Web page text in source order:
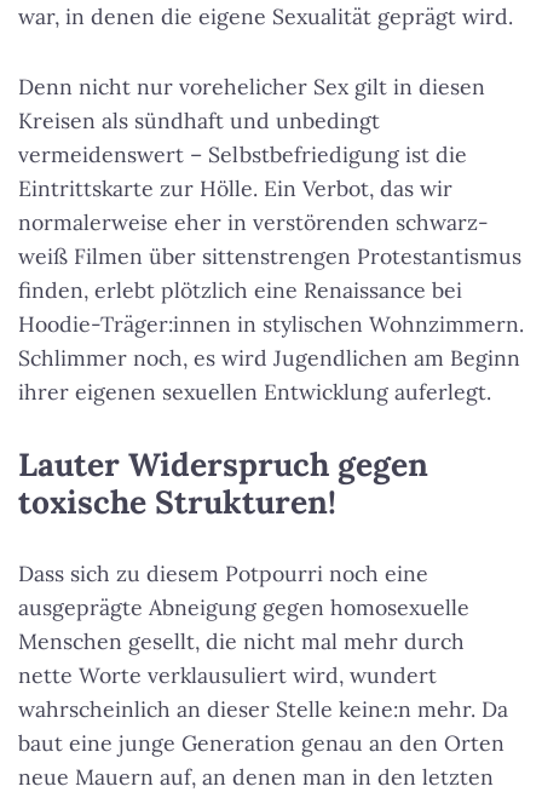
war, in denen die eigene Sexualität geprägt wird.
Denn nicht nur vorehelicher Sex gilt in diesen
Kreisen als sündhaft und unbedingt
vermeidenswert – Selbstbefriedigung ist die
Eintrittskarte zur Hölle. Ein Verbot, das wir
normalerweise eher in verstörenden schwarz-
weiß Filmen über sittenstrengen Protestantismus
finden, erlebt plötzlich eine Renaissance bei
Hoodie-Träger:innen in stylischen Wohnzimmern.
Schlimmer noch, es wird Jugendlichen am Beginn
ihrer eigenen sexuellen Entwicklung auferlegt.
Lauter Widerspruch gegen
toxische Strukturen!
Dass sich zu diesem Potpourri noch eine
ausgeprägte Abneigung gegen homosexuelle
Menschen gesellt, die nicht mal mehr durch
nette Worte verklausuliert wird, wundert
wahrscheinlich an dieser Stelle keine:n mehr. Da
baut eine junge Generation genau an den Orten
neue Mauern auf, an denen man in den letzten